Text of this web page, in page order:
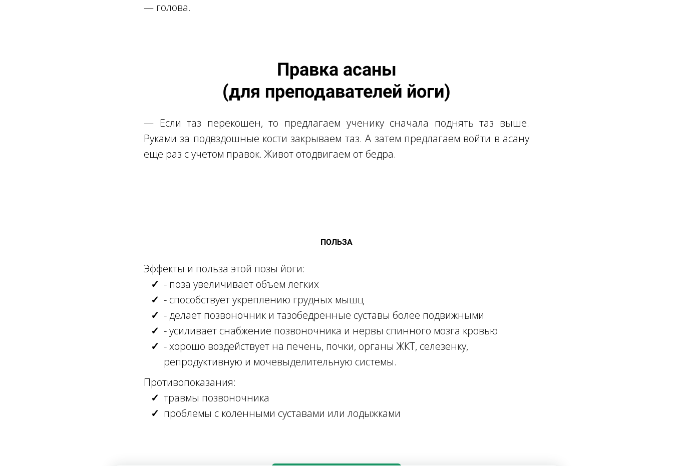
— голова.
Правка асаны
(для преподавателей йоги)
— Если таз перекошен, то предлагаем ученику сначала поднять таз выше.
Руками за подвздошные кости закрываем таз. А затем предлагаем войти в асану
еще раз с учетом правок. Живот отодвигаем от бедра.
ПОЛЬЗА
Эффекты и польза этой позы йоги:
- поза увеличивает объем легких
- способствует укреплению грудных мышц
- делает позвоночник и тазобедренные суставы более подвижными
- усиливает снабжение позвоночника и нервы спинного мозга кровью
- хорошо воздействует на печень, почки, органы ЖКТ, селезенку,
репродуктивную и мочевыделительную системы.
Противопоказания:
травмы позвоночника
проблемы с коленными суставами или лодыжками